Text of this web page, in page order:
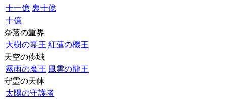
十一億 裏十億
十億
奈落の重界
大樹の霊王 紅蓮の機王
天空の儚域
霧雨の魔王 風雲の龍王
守霊の天体
太陽の守護者